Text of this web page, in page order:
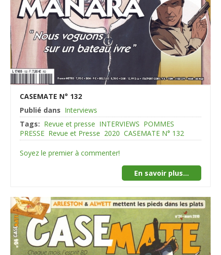
CASEMATE N° 132
Publié dans Interviews
Tags: Revue et presse INTERVIEWS POMMES
PRESSE Revue et Presse 2020 CASEMATE N° 132
Soyez le premier à commenter!
En savoir plus...